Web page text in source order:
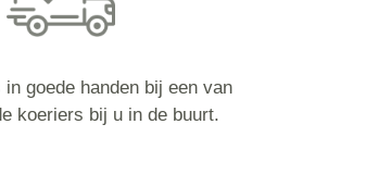
goede handen bij een van
koeriers bij u in de buurt.